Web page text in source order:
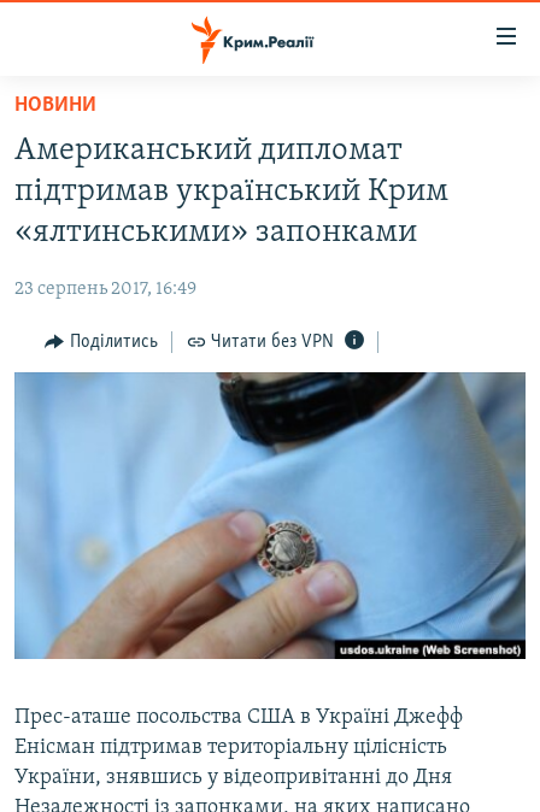
Перейти
основного
матеріалу
Перейти
до
основної
навігації
Перейти
до
ВОДА.КРИМ
ВІДЕО ТА ФОТО
БЛОГИ
ПОГЛЯД
ІНТЕРВ'Ю
ВІДЕОУРОКИ «ELIFBE»
СВІДЧЕННЯ ОКУПАЦІЇ
УКРАЇНСЬКА ПРОБЛЕМА КРИМУ
ЯК ОБІЙТИ БЛОКУВАННЯ
Qırımtatar
Усі сайти RFE/RL
НОВИНИ
Американський дипломат
підтримав український Крим
«ялтинськими» запонками
23 серпень 2017, 16:49
Поділитись Читати без VPN
Прес-аташе посольства США в Україні Джефф
Енісман підтримав територіальну цілісність
України, знявшись у відеопривітанні до Дня